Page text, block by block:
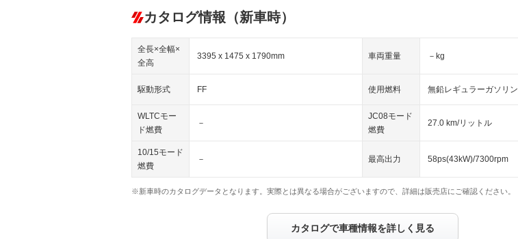
カタログ情報（新車時）
全長×全幅×
全高
3395 x 1475 x 1790mm 車両重量 －kg
駆動形式 FF 使用燃料 無鉛レギュラーガソリン
WLTCモー
ド燃費
－
JC08モード
燃費
27.0 km/リットル
10/15モード
燃費
－ 最高出力 58ps(43kW)/7300rpm
※新車時のカタログデータとなります。実際とは異なる場合がございますので、詳細は販売店にご確認ください。
カタログで車種情報を詳しく見る